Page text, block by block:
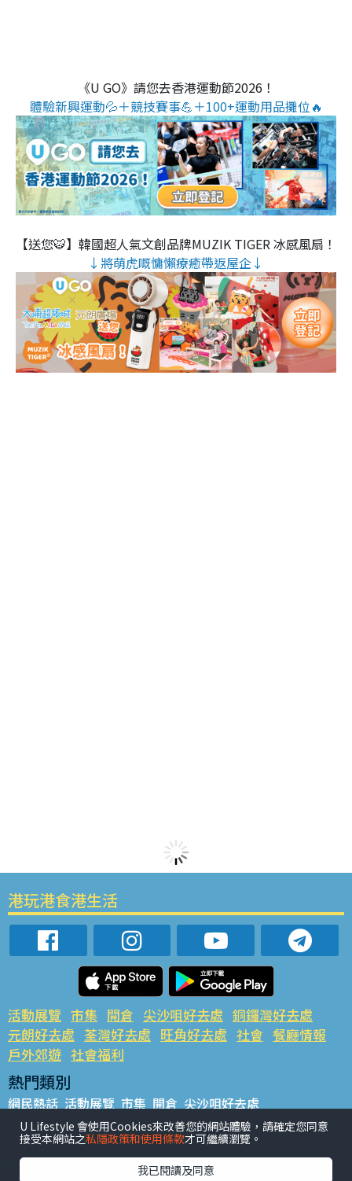
《U GO》請您去香港運動節2026！
體驗新興運動💦＋競技賽事💪＋100+運動用品攤位🔥
【送您🐯】韓國超人氣文創品牌MUZIK TIGER 冰感風扇！
↓將萌虎嘅慵懶療癒帶返屋企↓
港玩港食港生活
活動展覽 市集 開倉 尖沙咀好去處 銅鑼灣好去處
元朗好去處 荃灣好去處 旺角好去處 社會 餐廳情報
戶外郊遊 社會福利
熱門類別
網民熱話 活動展覽 市集 開倉 尖沙咀好去處
銅鑼灣好去處 元朗好去處 荃灣好去處 旺角好去處 社會
餐廳情報 戶外郊遊
熱門標籤
U Lifestyle 會使用Cookies來改善您的網站體驗，請確定您同意
接受本網站之私隱政策和使用條款才可繼續瀏覽。
我已閱讀及同意